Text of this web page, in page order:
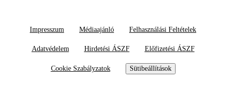
Impresszum Médiaajánló Felhasználási Feltételek
Adatvédelem Hirdetési ÁSZF Előfizetési ÁSZF
Cookie Szabályzatok Sütibeállítások